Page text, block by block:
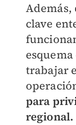
Además,
clave
trabajar
para
regional.